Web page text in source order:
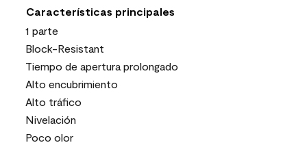
Características principales
1 parte
Block-Resistant
Tiempo de apertura prolongado
Alto encubrimiento
Alto tráfico
Nivelación
Poco olor